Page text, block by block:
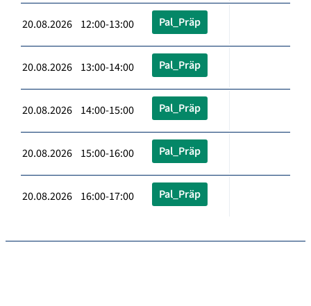
20.08.2026 12:00-13:00 Pal_Präp
20.08.2026 13:00-14:00 Pal_Präp
20.08.2026 14:00-15:00 Pal_Präp
20.08.2026 15:00-16:00 Pal_Präp
20.08.2026 16:00-17:00 Pal_Präp